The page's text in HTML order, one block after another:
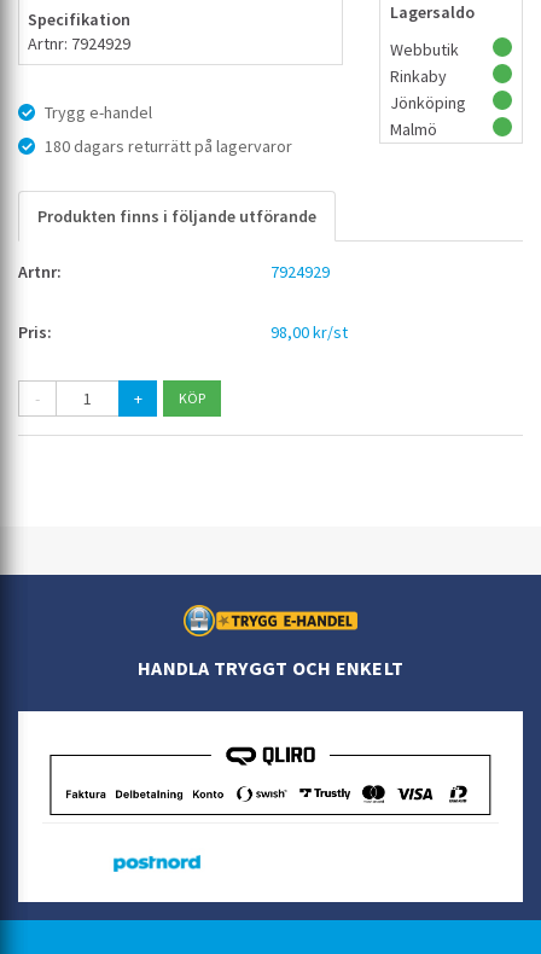
Specifikation
Artnr: 7924929
Trygg e-handel
180 dagars returrätt på lagervaror
Lagersaldo
Webbutik
Rinkaby
Jönköping
Malmö
Produkten finns i följande utförande
7924929
98,00 kr/st
- +
HANDLA TRYGGT OCH ENKELT